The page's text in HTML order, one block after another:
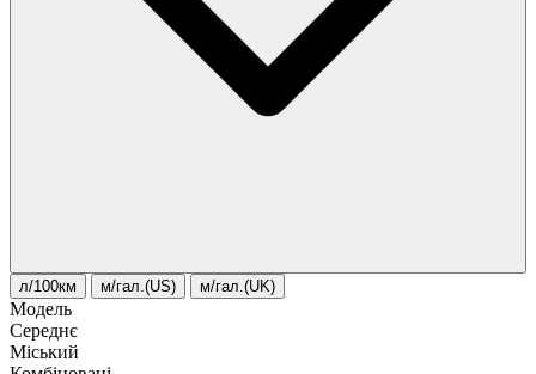
л/100км м/гал.(US) м/гал.(UK)
Модель
Середнє
Міський